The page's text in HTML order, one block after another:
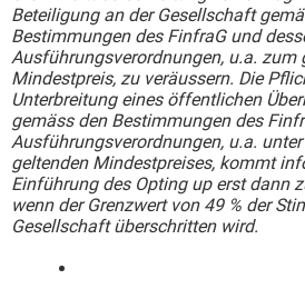
Beteiligung an der Gesellschaft
Bestimmungen des FinfraG und
Ausführungsverordnungen, u.a. zum
Mindestpreis, zu veräussern. Die
Unterbreitung eines öffentlichen
gemäss den Bestimmungen des
Ausführungsverordnungen, u.a.
geltenden Mindestpreises, kommt
Einführung des Opting up erst dann
wenn der Grenzwert von 49 % der
Gesellschaft überschritten wird.